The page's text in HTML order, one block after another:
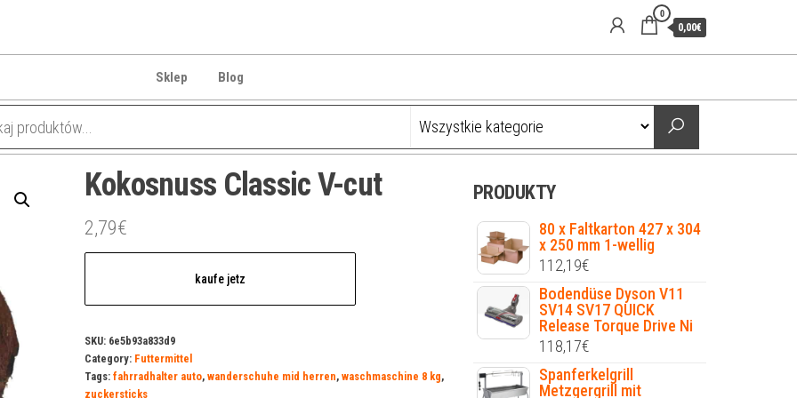
0
0,00€
Sklep Blog
Kokosnuss Classic V-cut
2,79€
kaufe jetz
SKU: 6e5b93a833d9
Category: Futtermittel
Tags: fahrradhalter auto, wanderschuhe mid herren, waschmaschine 8 kg,
zuckersticks
PRODUKTY
80 x Faltkarton 427 x 304
x 250 mm 1-wellig
112,19€
Bodendüse Dyson V11
SV14 SV17 QUICK
Release Torque Drive Ni
118,17€
Spanferkelgrill
Metzgergrill mit